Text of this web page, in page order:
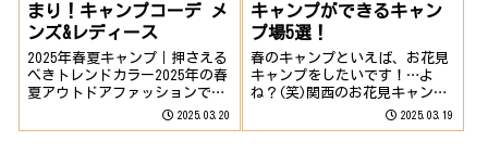
まり！キャンプコーデ メ
ンズ&レディース
2025年春夏キャンプ｜押さえる
べきトレンドカラー2025年の春
夏アウトドアファッションで注
目されているのは、この3色！
サンドベージュ ミントグリー
2025.03.20
キャンプができるキャン
プ場5選！
春のキャンプといえば、お花見
キャンプをしたいです！…よ
ね？(笑)関西のお花見キャンプ
ができるキャンプ場を紹介して
いきます！まだ間に合います！
2025.03.19